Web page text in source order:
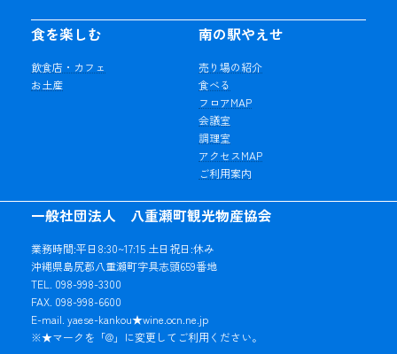
一般社団法人 八重瀬町観光物産協会
業務時間:平日8:30~17:15 土日祝日:休み
沖縄県島尻郡八重瀬町字具志頭659番地
TEL. 098-998-3300
FAX. 098-998-6600
E-mail. yaese-kankou★wine.ocn.ne.jp
※★マークを「@」に変更してご利用ください。
食を楽しむ
飲食店・カフェ
お土産
南の駅やえせ
売り場の紹介
食べる
フロアMAP
会議室
調理室
アクセスMAP
ご利用案内